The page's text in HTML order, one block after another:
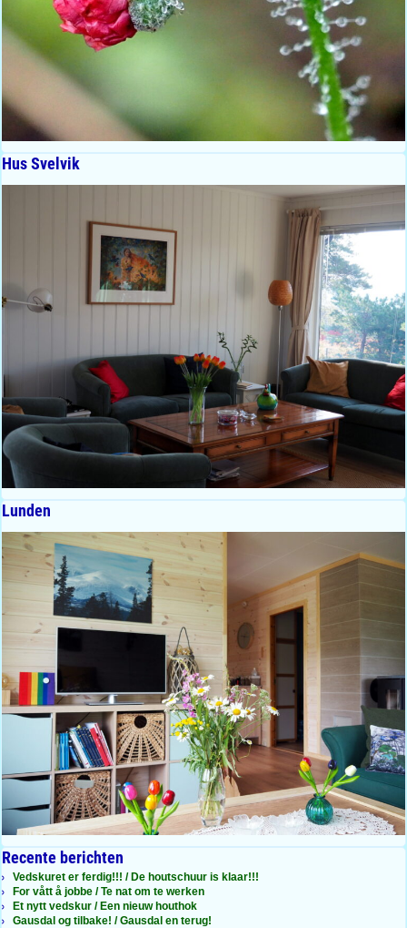
Hus Svelvik
Lunden
Recente berichten
Vedskuret er ferdig!!! / De houtschuur is klaar!!!
For vått å jobbe / Te nat om te werken
Et nytt vedskur / Een nieuw houthok
Gausdal og tilbake! / Gausdal en terug!